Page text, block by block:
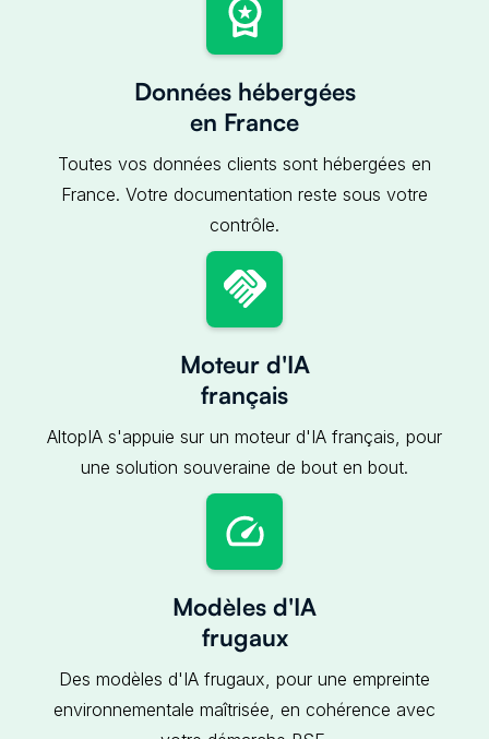
Données hébergées
en France
Toutes vos données clients sont hébergées en
France. Votre documentation reste sous votre
contrôle.
Moteur d'IA
français
AltopIA s'appuie sur un moteur d'IA français, pour
une solution souveraine de bout en bout.
Modèles d'IA
frugaux
Des modèles d'IA frugaux, pour une empreinte
environnementale maîtrisée, en cohérence avec